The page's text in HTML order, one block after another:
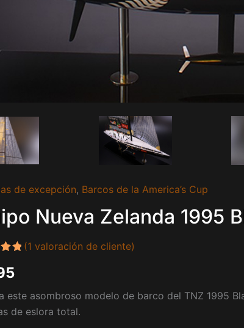
de excepción, Barcos de la America’s Cup
Nueva Zelanda 1995
(1 valoración de cliente)
este asombroso modelo de barco del TNZ 1995
de eslora total.